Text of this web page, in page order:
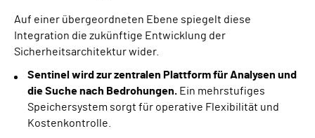
Auf einer übergeordneten Ebene spiegelt diese
Integration die zukünftige Entwicklung der
Sicherheitsarchitektur wider.
Sentinel wird zur zentralen Plattform für Analysen und
die Suche nach Bedrohungen. Ein mehrstufiges
Speichersystem sorgt für operative Flexibilität und
Kostenkontrolle.